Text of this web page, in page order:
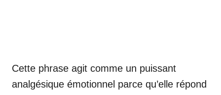
Cette phrase agit comme un puissant
analgésique émotionnel parce qu’elle répond